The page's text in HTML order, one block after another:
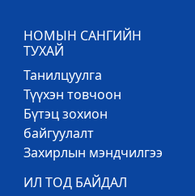
НОМЫН САНГИЙН
ТУХАЙ
Танилцуулга
Түүхэн товчоон
Бүтэц зохион
байгуулалт
Захирлын мэндчилгээ
ИЛ ТОД БАЙДАЛ